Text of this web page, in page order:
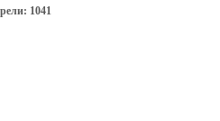
1041